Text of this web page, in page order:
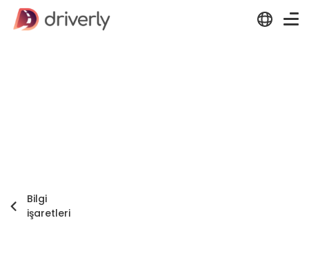
Bilgi
işaretleri